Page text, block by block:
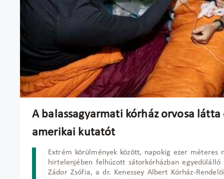
A balassagyarmati kórház orvosa
amerikai kutatót
Extrém körülmények között, napokig ezer méteres
hirtelenjében felhúzott sátorkórházban
Zádor Zsófia, a dr. Kenessey Albert Kórház-